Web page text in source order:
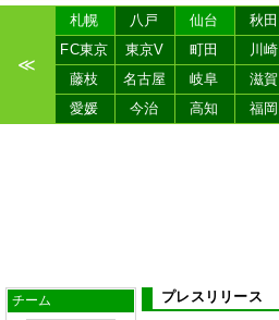
≪
札幌 八戸 仙台 秋田
FC東京
東京V 町田 川崎
藤枝
名古屋 岐阜 滋賀
愛媛
今治 高知 福岡
チーム プレスリリース